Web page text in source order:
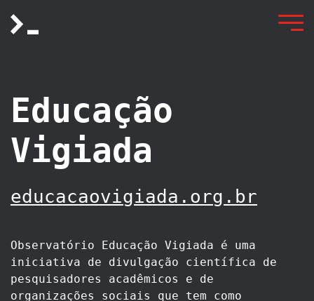
Educação
Vigiada
educacaovigiada.org.br
Observatório Educação Vigiada é uma
iniciativa de divulgação científica de
pesquisadores acadêmicos e de
organizações sociais que tem como